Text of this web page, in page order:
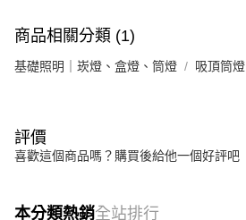
商品相關分類 (1)
基礎照明｜崁燈、盒燈、筒燈 吸頂筒燈
評價
喜歡這個商品嗎？購買後給他一個好評吧
本分類熱銷全站排行